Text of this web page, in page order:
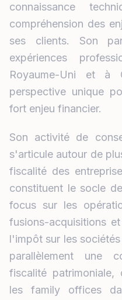
connaissance
compréhension des
ses clients. Son
expériences
Royaume-Uni et à
perspective unique
fort enjeu financier.
Son activité de
s'articule autour de
fiscalité des
constituent le socle
focus sur les
fusions-acquisitions
l'impôt sur les
parallèlement une
fiscalité patrimoniale,
les family offices